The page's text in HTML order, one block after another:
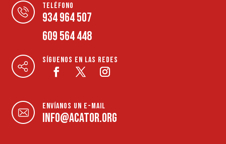
TELÉFONO
934 964 507
609 564 448
SÍGUENOS EN LAS REDES
ENVÍANOS UN E-MAIL
INFO@ACATOR.ORG